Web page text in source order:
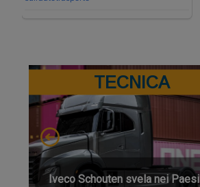
TECNICA
Iveco Schouten svela nei Paesi